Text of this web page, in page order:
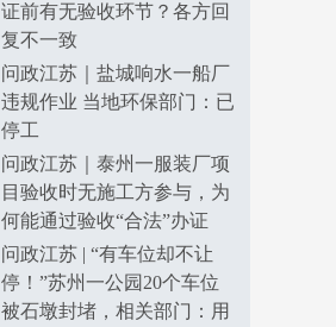
证前有无验收环节？各方回
复不一致
问政江苏｜盐城响水一船厂
违规作业 当地环保部门：已
停工
问政江苏｜泰州一服装厂项
目验收时无施工方参与，为
何能通过验收“合法”办证
问政江苏 | “有车位却不让
停！”苏州一公园20个车位
被石墩封堵，相关部门：用